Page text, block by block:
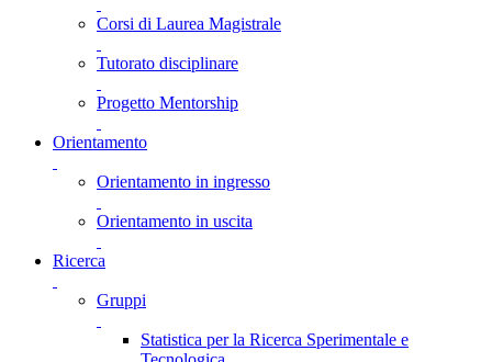
Corsi di Laurea Magistrale
Tutorato disciplinare
Progetto Mentorship
Orientamento
Orientamento in ingresso
Orientamento in uscita
Ricerca
Gruppi
Statistica per la Ricerca Sperimentale e